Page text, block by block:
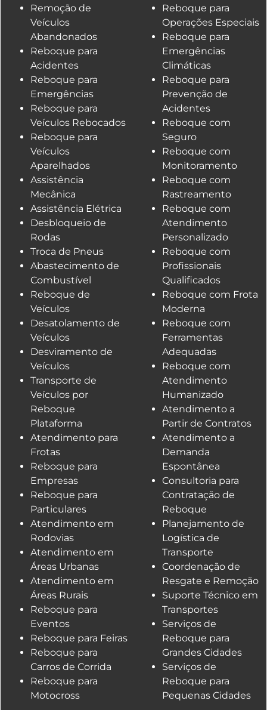
Remoção de
Veículos
Abandonados
Reboque para
Acidentes
Reboque para
Emergências
Reboque para
Veículos Rebocados
Reboque para
Veículos
Aparelhados
Assistência
Mecânica
Assistência Elétrica
Desbloqueio de
Rodas
Troca de Pneus
Abastecimento de
Combustível
Reboque de
Veículos
Desatolamento de
Veículos
Desviramento de
Veículos
Transporte de
Veículos por
Reboque
Plataforma
Atendimento para
Frotas
Reboque para
Empresas
Reboque para
Particulares
Atendimento em
Rodovias
Atendimento em
Áreas Urbanas
Atendimento em
Áreas Rurais
Reboque para
Eventos
Reboque para Feiras
Reboque para
Carros de Corrida
Reboque para
Motocross
Reboque para
Operações Especiais
Reboque para
Emergências
Climáticas
Reboque para
Prevenção de
Acidentes
Reboque com
Seguro
Reboque com
Monitoramento
Reboque com
Rastreamento
Reboque com
Atendimento
Personalizado
Reboque com
Profissionais
Qualificados
Reboque com Frota
Moderna
Reboque com
Ferramentas
Adequadas
Reboque com
Atendimento
Humanizado
Atendimento a
Partir de Contratos
Atendimento a
Demanda
Espontânea
Consultoria para
Contratação de
Reboque
Planejamento de
Logística de
Transporte
Coordenação de
Resgate e Remoção
Suporte Técnico em
Transportes
Serviços de
Reboque para
Grandes Cidades
Serviços de
Reboque para
Pequenas Cidades